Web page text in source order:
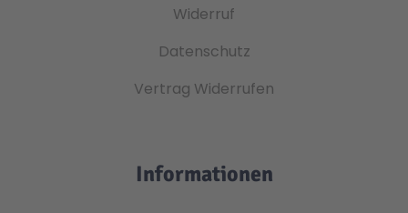
Widerruf
Datenschutz
Vertrag Widerrufen
Informationen